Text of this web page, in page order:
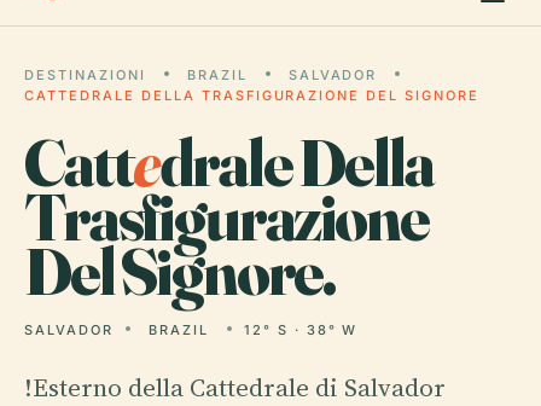
DESTINAZIONI BRAZIL
SALVADOR
CATTEDRALE DELLA TRASFIGURAZIONE DEL SIGNORE
Cattedrale Della
Trasfigurazione
Del Signore.
SALVADOR BRAZIL 12° S · 38° W
!Esterno della Cattedrale di Salvador